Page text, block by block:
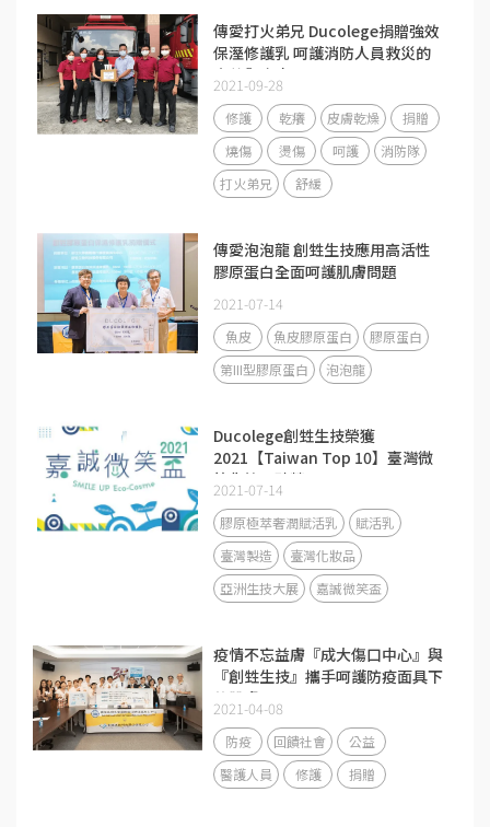
傳愛打火弟兄 Ducolege捐贈強效
保溼修護乳 呵護消防人員救災的
辛苦與疼痛
2021-09-28
修護 乾癢 皮膚乾燥
捐贈
燒傷
燙傷 呵護
消防隊
打火弟兄
舒緩
傳愛泡泡龍 創甡生技應用高活性
膠原蛋白全面呵護肌膚問題
2021-07-14
魚皮 魚皮膠原蛋白
膠原蛋白
第III型膠原蛋白
泡泡龍
Ducolege創甡生技榮獲
2021【Taiwan Top 10】臺灣微
笑化粧品殊榮！
2021-07-14
膠原極萃奢潤賦活乳
賦活乳
臺灣製造
臺灣化妝品
亞洲生技大展
嘉誠微笑盃
疫情不忘益膚『成大傷口中心』與
『創甡生技』攜手呵護防疫面具下
的肌膚
2021-04-08
防疫 回饋社會
公益
醫護人員
修護 捐贈